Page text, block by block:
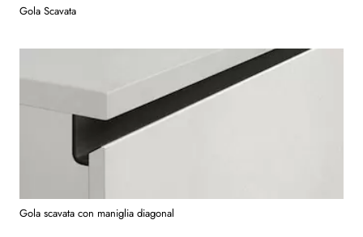
Gola Scavata
Gola scavata con maniglia diagonal